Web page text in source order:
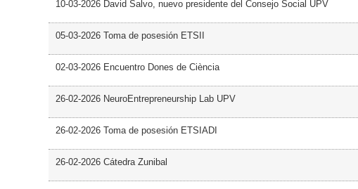
10-03-2026 David Salvo, nuevo presidente del Consejo Social UPV
05-03-2026 Toma de posesión ETSII
02-03-2026 Encuentro Dones de Ciència
26-02-2026 NeuroEntrepreneurship Lab UPV
26-02-2026 Toma de posesión ETSIADI
26-02-2026 Cátedra Zunibal